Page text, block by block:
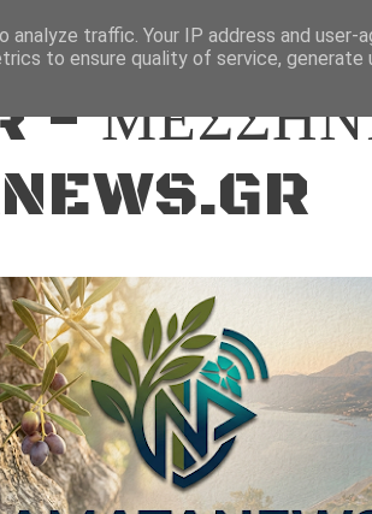
-
traffic. Your IP address and user-
to ensure quality of service, generate